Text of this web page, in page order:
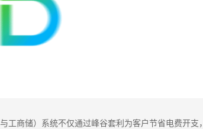
商储）系统不仅通过峰谷套利为客户节省电费开支